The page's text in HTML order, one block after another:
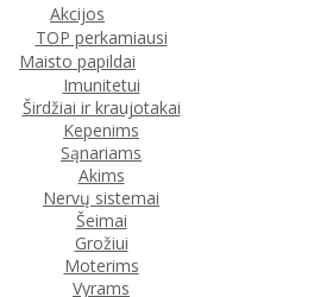
Akcijos
TOP perkamiausi
Maisto papildai
Imunitetui
Širdžiai ir kraujotakai
Kepenims
Sąnariams
Akims
Nervų sistemai
Šeimai
Grožiui
Moterims
Vyrams